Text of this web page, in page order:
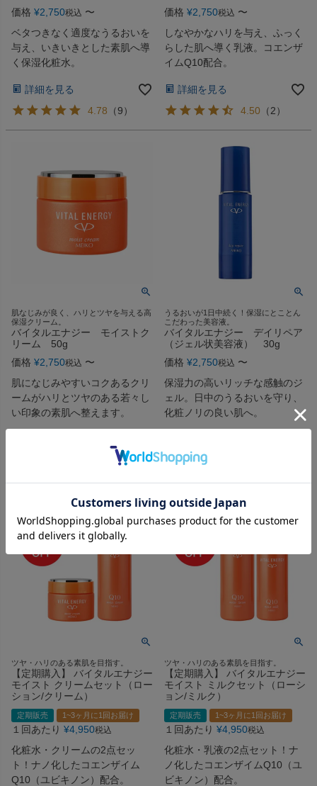
価格 ¥2,750税込 〜
ベタつきなく適度なうるおいを
与え、いきいきとした素肌へ導
く保湿化粧水。
詳細を見る
4.78 （9）
価格 ¥2,750税込 〜
しなやかなハリを与え、ふっく
らした肌へ導く乳液。コエンザ
イムQ10配合。
詳細を見る
4.50 （2）
肌なじみが良く、ハリとツヤを与える高
保湿クリーム。
バイタルエナジー モイストク
リーム 50g
価格 ¥2,750税込 〜
肌になじみやすいコクあるクリ
ームがハリとツヤのある若々し
い印象の素肌へ整えます。
（6）
うるおいが1日中続く！保湿にとことん
こだわった美容液。
バイタルエナジー デイリペア
（ジェル状美容液） 30g
価格 ¥2,750税込 〜
保湿力の高いリッチな感触のジ
ェル。日中のうるおいを守り、
化粧ノリの良い肌へ。
ツヤ・ハリのある素肌を目指す。
【定期購入】 バイタルエナジー
モイスト クリームセット（ロー
ション/クリーム）
定期販売 1~3ヶ月に1回お届け
１回あたり ¥4,950税込
化粧水・クリームの2点セッ
ト！ナノ化したコエンザイム
Q10（ユビキノン）配合。
ツヤ・ハリのある素肌を目指す。
【定期購入】 バイタルエナジー
モイスト ミルクセット（ローシ
ョン/ミルク）
定期販売 1~3ヶ月に1回お届け
１回あたり ¥4,950税込
化粧水・乳液の2点セット！ナ
ノ化したコエンザイムQ10（ユ
ビキノン）配合。